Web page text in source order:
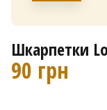
Шкарпетки
90 грн